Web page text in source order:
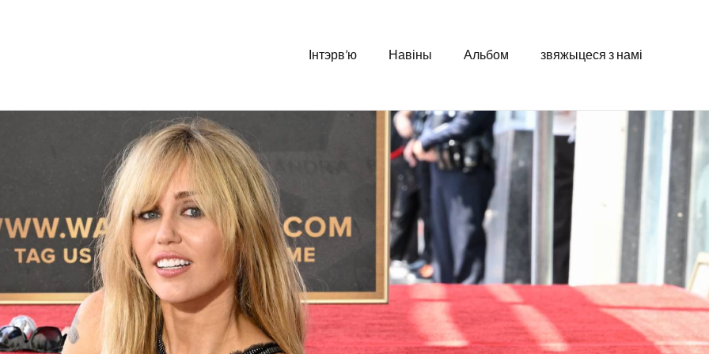
Інтэрв’ю Навіны Альбом звяжыцеся з намі